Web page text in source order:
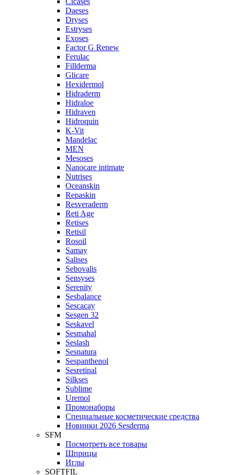
Daeses
Dryses
Estryses
Exoses
Factor G Renew
Ferulac
Fillderma
Glicare
Hexidermol
Hidraderm
Hidraloe
Hidraven
Hidroquin
K-Vit
Mandelac
MEN
Mesoses
Nanocare intimate
Nutrises
Oceanskin
Repaskin
Resveraderm
Reti Age
Retises
Retisil
Rosoil
Samay
Salises
Sebovalis
Sensyses
Serenity
Sesbalance
Sescacay
Sesgen 32
Seskavel
Sesmahal
Seslash
Sesnatura
Sespanthenol
Sesretinal
Silkses
Sublime
Uremol
Промонаборы
Специальные косметические средства
Новинки 2026 Sesderma
SFM
Посмотреть все товары
Шприцы
Иглы
SOFTFIL